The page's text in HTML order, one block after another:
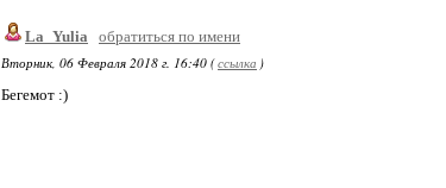
La_Yulia
обратиться по имени
Вторник, 06 Февраля 2018 г. 16:40 (ссылка )
Бегемот :)